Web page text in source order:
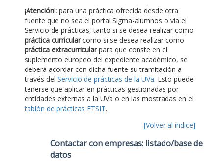
¡Atención!: para una práctica ofrecida desde otra
fuente que no sea el portal Sigma-alumnos o vía el
Servicio de prácticas, tanto si se desea realizar como
práctica curricularcomo si se desea realizar como
práctica extracurricularpara que conste en el
suplemento europeo del expediente académico, se
deberá acordar con dicha fuente su tramitación a
través del Servicio de prácticas de la UVa. Esto puede
tenerse que aplicar en prácticas gestionadas por
entidades externas a la UVa o en las mostradas en el
tablón de prácticas ETSIT.
[Volver al índice]
Contactar con empresas: listado/base de
datos